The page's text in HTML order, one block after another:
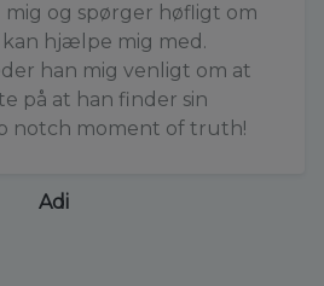
og spørger høfligt om
hjælpe mig med.
han mig venligt om at
på at han finder sin
notch moment of truth!
Adi